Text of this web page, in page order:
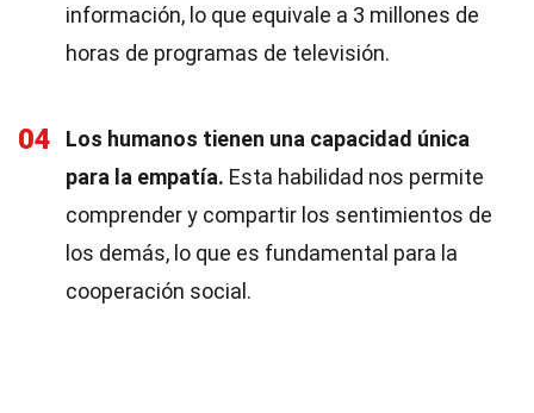
información, lo que equivale a 3 millones de
horas de programas de televisión.
04
Los humanos tienen una capacidad única
para la empatía. Esta habilidad nos permite
comprender y compartir los sentimientos de
los demás, lo que es fundamental para la
cooperación social.